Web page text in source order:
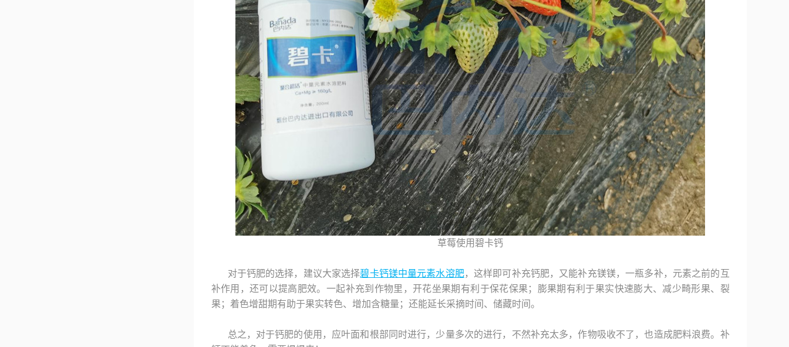
草莓使用碧卡钙
对于钙肥的选择，建议大家选择碧卡钙镁中量元素水溶肥，这样即可补充钙肥，又能补充镁镁，一瓶多补，元素之前的互
补作用，还可以提高肥效。一起补充到作物里，开花坐果期有利于保花保果；膨果期有利于果实快速膨大、减少畸形果、裂
果；着色增甜期有助于果实转色、增加含糖量；还能延长采摘时间、储藏时间。
总之，对于钙肥的使用，应叶面和根部同时进行，少量多次的进行，不然补充太多，作物吸收不了，也造成肥料浪费。补